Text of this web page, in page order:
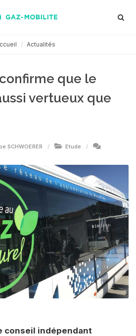
Actualités
que le
vertueux que
SCHWOERER Etude
conseil indépendant